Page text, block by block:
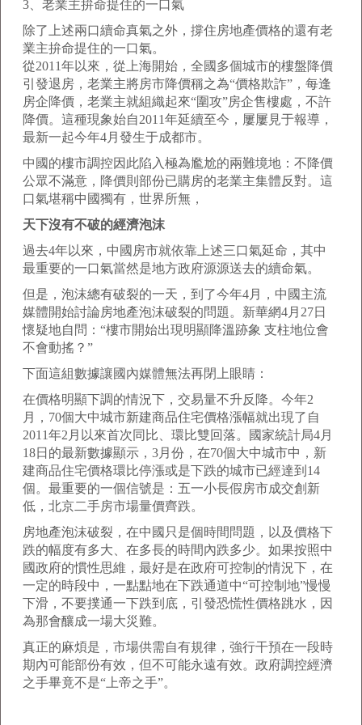
3、老業主拚命提住的一口氣
除了上述兩口續命真氣之外，撐住房地產價格的還有老
業主拚命提住的一口氣。
從2011年以來，從上海開始，全國多個城市的樓盤降價
引發退房，老業主將房市降價稱之為“價格欺詐”，每逢
房企降價，老業主就組織起來“圍攻”房企售樓處，不許
降價。這種現象始自2011年延續至今，屢屢見于報導，
最新一起今年4月發生于成都市。
中國的樓市調控因此陷入極為尷尬的兩難境地：不降價
公眾不滿意，降價則部份已購房的老業主集體反對。這
口氣堪稱中國獨有，世界所無，
天下沒有不破的經濟泡沫
過去4年以來，中國房市就依靠上述三口氣延命，其中
最重要的一口氣當然是地方政府源源送去的續命氣。
但是，泡沫總有破裂的一天，到了今年4月，中國主流
媒體開始討論房地產泡沫破裂的問題。新華網4月27日
懷疑地自問：“樓市開始出現明顯降溫跡象 支柱地位會
不會動搖？”
下面這組數據讓國內媒體無法再閉上眼睛：
在價格明顯下調的情況下，交易量不升反降。今年2
月，70個大中城市新建商品住宅價格漲幅就出現了自
2011年2月以來首次同比、環比雙回落。國家統計局4月
18日的最新數據顯示，3月份，在70個大中城市中，新
建商品住宅價格環比停漲或是下跌的城市已經達到14
個。最重要的一個信號是：五一小長假房市成交創新
低，北京二手房市場量價齊跌。
房地產泡沫破裂，在中國只是個時間問題，以及價格下
跌的幅度有多大、在多長的時間內跌多少。如果按照中
國政府的慣性思維，最好是在政府可控制的情況下，在
一定的時段中，一點點地在下跌通道中“可控制地”慢慢
下滑，不要撲通一下跌到底，引發恐慌性價格跳水，因
為那會釀成一場大災難。
真正的麻煩是，市場供需自有規律，強行干預在一段時
期內可能部份有效，但不可能永遠有效。政府調控經濟
之手畢竟不是“上帝之手”。